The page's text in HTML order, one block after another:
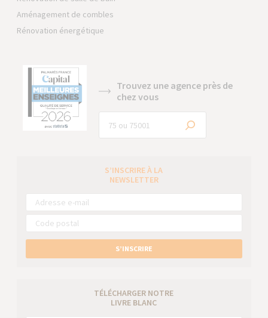
Aménagement de combles
Rénovation énergétique
Trouvez une agence près de
chez vous
S’INSCRIRE À LA
NEWSLETTER
S’INSCRIRE
TÉLÉCHARGER NOTRE
LIVRE BLANC